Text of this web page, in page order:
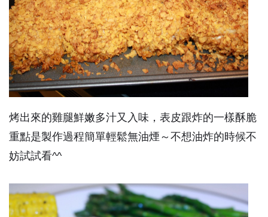
烤出來的雞腿鮮嫩多汁又入味，表皮跟炸的一樣酥脆
重點是製作過程簡單輕鬆無油煙～不想油炸的時候不
妨試試看^^